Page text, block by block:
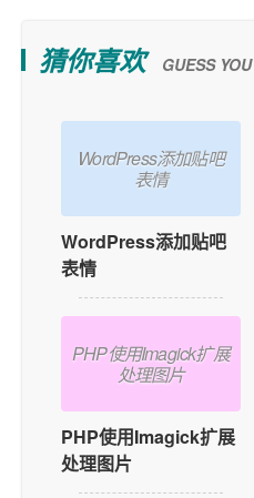
猜你喜欢 GUESS
WordPress添加贴吧
表情
WordPress添加贴吧
表情
PHP使用Imagick扩展
处理图片
PHP使用Imagick扩展
处理图片